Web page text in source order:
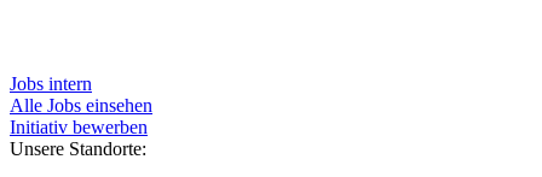
Jobs intern
Alle Jobs einsehen
Initiativ bewerben
Unsere Standorte: